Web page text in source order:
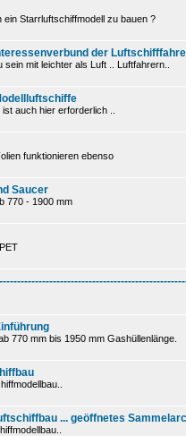
Starrluftschiffmodell zu bauen ?
der
sein mit leichter als Luft .. Luftfahrern..
auch hier erforderlich ..
funktionieren ebenso
Saucer
770 - 1900 mm
770 mm bis 1950 mm Gashüllenlänge.
... geöffnetes